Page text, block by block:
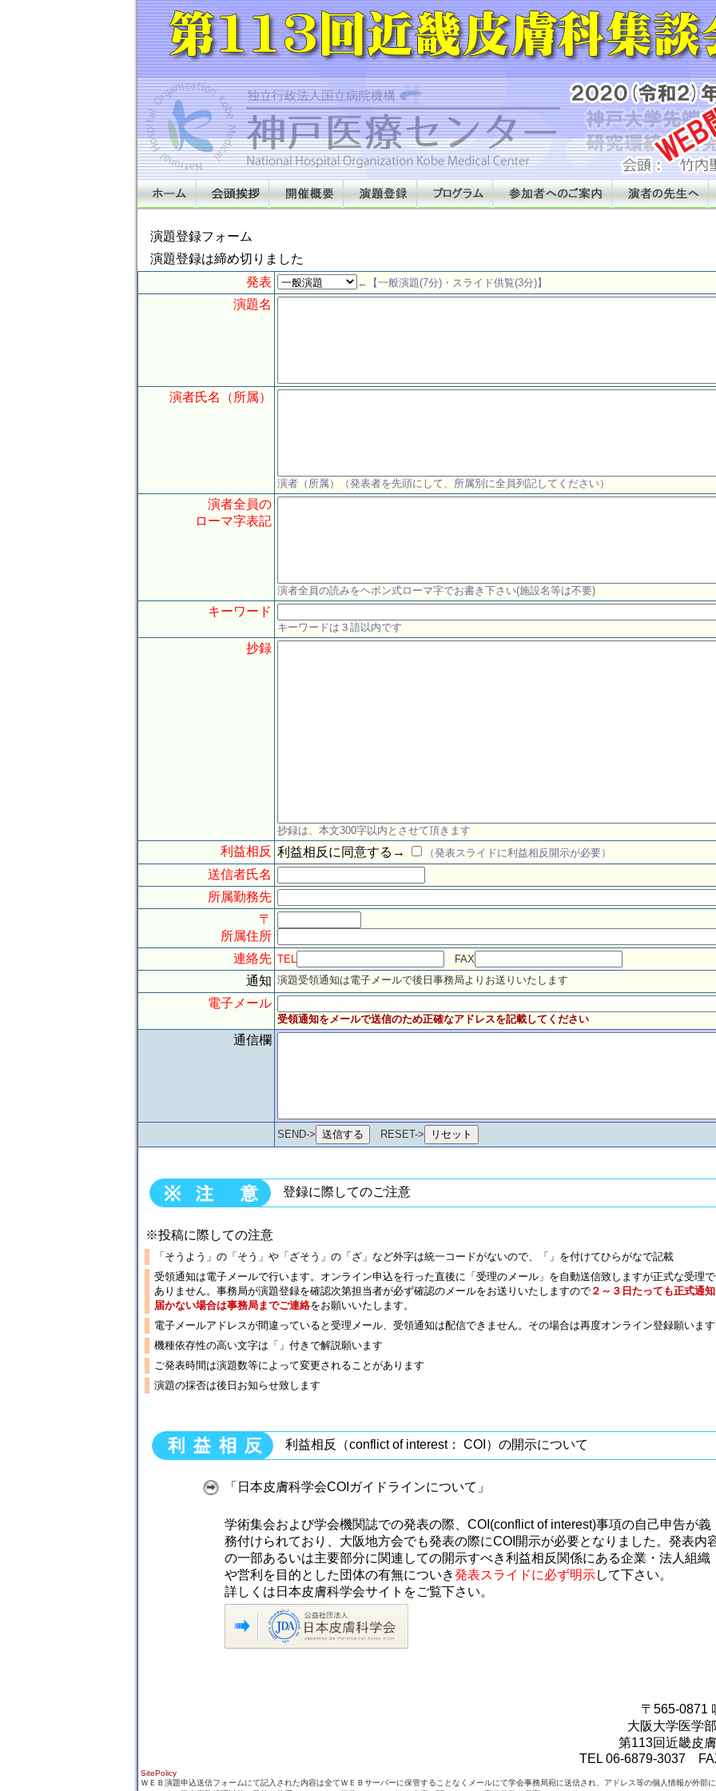
演題登録フォーム
演題登録は締め切りました
発表
←【一般演題(7分)・スライド供覧(3分)】
演題名
演者氏名（所属）
演者（所属）（発表者を先頭にして、所属別に全員列記してください）
演者全員の
ローマ字表記
演者全員の読みをヘボン式ローマ字でお書き下さい(施設名等は不要)
キーワード
キーワードは３語以内です
抄録
抄録は、本文300字以内とさせて頂きます
利益相反 利益相反に同意する→ （発表スライドに利益相反開示が必要）
送信者氏名
所属勤務先
〒
所属住所
連絡先 TEL FAX
通知 演題受領通知は電子メールで後日事務局よりお送りいたします
電子メール
受領通知をメールで送信のため正確なアドレスを記載してください
通信欄
SEND-> RESET->
登録に際してのご注意
※投稿に際しての注意
「そうよう」の「そう」や「ざそう」の「ざ」など外字は統一コードがないので、「」を付けてひらがなで記載
受領通知は電子メールで行います。オンライン申込を行った直後に「受理のメール」を自動送信致しますが正式な受理
ありません。事務局が演題登録を確認次第担当者が必ず確認のメールをお送りいたしますので ２～３日たっても正式通
届かない場合は事務局までご連絡をお願いいたします。
電子メールアドレスが間違っていると受理メール、受領通知は配信できません。その場合は再度オンライン登録願います
機種依存性の高い文字は「」付きで解説願います
ご発表時間は演題数等によって変更されることがあります
演題の採否は後日お知らせ致します
利益相反（conflict of interest： COI）の開示について
「日本皮膚科学会COIガイドラインについて」
学術集会および学会機関誌での発表の際、COI(conflict of interest)事項の自己申告が義
務付けられており、大阪地方会でも発表の際にCOI開示が必要となりました。発表内
の一部あるいは主要部分に関連しての開示すべき利益相反関係にある企業・法人組織
や営利を目的とした団体の有無についき発表スライドに必ず明示して下さい。
詳しくは日本皮膚科学会サイトをご覧下さい。
〒565-0871
大阪大学医学
第113回近畿皮
TEL 06-6879-3037
SitePolicy
ＷＥＢ演題申込送信フォームにて記入された内容は全てＷＥＢサーバーに保管することなくメールにて学会事務局宛に送信され、アドレス等の個人情報が外部